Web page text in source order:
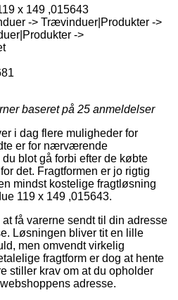
x 149 ,015643
-> Trævinduer|Produkter ->
->
baseret på 25 anmeldelser
i dag flere muligheder for
er for nærværende
blot gå forbi efter de købte
det. Fragtformen er jo rigtig
mindst kostelige fragtløsning
119 x 149 ,015643.
få varerne sendt til din adresse
Løsningen bliver tit en lille
men omvendt virkelig
fragtform er dog at hente
stiller krav om at du opholder
adresse.